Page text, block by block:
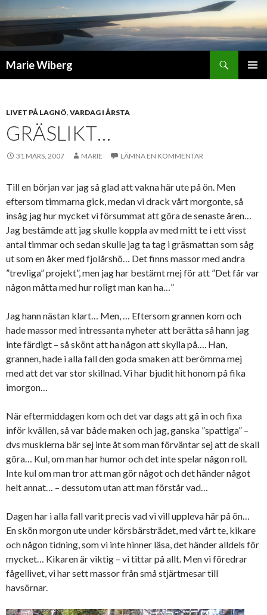
Marie Wiberg
LIVET PÅ LAGNÖ, VARDAG I ÅRSTA
GRÄSLIKT…
31 MARS, 2007 MARIE LÄMNA EN KOMMENTAR
Till en början var jag så glad att vakna här ute på ön. Men
eftersom timmarna gick, medan vi drack vårt morgonte, så
insåg jag hur mycket vi försummat att göra de senaste åren…
Jag bestämde att jag skulle koppla av med mitt te i ett visst
antal timmar och sedan skulle jag ta tag i gräsmattan som såg
ut som en åker med fjolårshö… Det finns massor med andra
”trevliga” projekt”, men jag har bestämt mej för att ”Det får var
någon måtta med hur roligt man kan ha…”
Jag hann nästan klart… Men, … Eftersom grannen kom och
hade massor med intressanta nyheter att berätta så hann jag
inte färdigt – så skönt att ha någon att skylla på…. Han,
grannen, hade i alla fall den goda smaken att berömma mej
med att det var stor skillnad. Vi har bjudit hit honom på fika
imorgon…
När eftermiddagen kom och det var dags att gå in och fixa
inför kvällen, så var både maken och jag, ganska ”spattiga” –
dvs musklerna bär sej inte åt som man förväntar sej att de skall
göra… Kul, om man har humor och det inte spelar någon roll.
Inte kul om man tror att man gör något och det händer något
helt annat… – dessutom utan att man förstår vad…
Dagen har i alla fall varit precis vad vi vill uppleva här på ön…
En skön morgon ute under körsbärsträdet, med vårt te, kikare
och någon tidning, som vi inte hinner läsa, det händer alldels för
mycket… Kikaren är viktig – vi tittar på allt. Men vi föredrar
fågellivet, vi har sett massor från små stjärtmesar till
havsörnar.